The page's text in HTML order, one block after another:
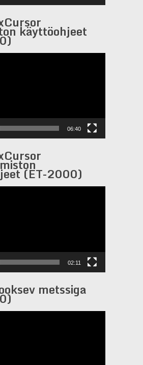
käyttöohjeet
06:40
(ET-2000)
02:11
metssiga